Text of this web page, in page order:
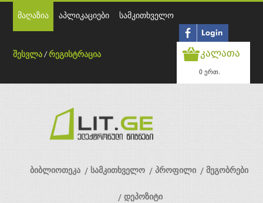
მაღაზია აპლიკაციები სამკითხველო
შესვლა /რეგისტრაცია კალათა
0 ერთ.
ბიბლიოთეკა სამკითხველო პროფილი მეგობრები
დეპოზიტი